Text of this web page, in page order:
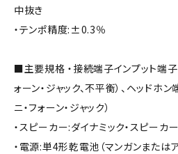
中抜き
・テンポ精度:±0.3％
■主要規格 ・接続端子インプット端子:
ォーン・ジャック、不平衡）、ヘッドホ
ニ・フォーン・ジャック）
・スピーカー:ダイナミック・スピーカ
・電源:単4形乾電池（マンガンまたは